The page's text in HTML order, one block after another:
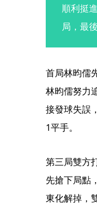
順利挺
局，最
首局林昀儒
林昀儒努力
接發球失誤
1平手。
第三局雙方
先搶下局點
東化解掉，